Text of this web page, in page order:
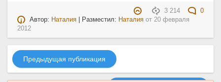
3 214
0
Автор: Наталия | Разместил: Наталия от20 февраля
2012
Предыдущая публикация